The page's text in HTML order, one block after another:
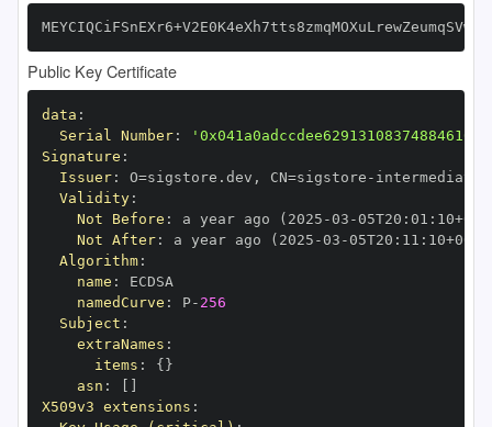
Public Key Certificate
data :
Serial Number:
Signature :
Issuer: O=sigstore.dev , CN=sigstore -
Validity:
Not Before : a year ago (2025 -03 -05T20 : 01 : 10+00
Not After: a year ago (2025 -03 -05T20 : 11 : 10+00
Algorithm:
name :
namedCurve : P- 256
Subject :
extraNames :
items : { }
asn :
X509v3 extensions :